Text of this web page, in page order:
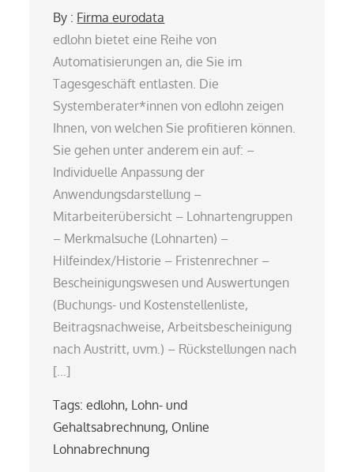
By : Firma eurodata
edlohn bietet eine Reihe von
Automatisierungen an, die Sie im
Tagesgeschäft entlasten. Die
Systemberater*innen von edlohn zeigen
Ihnen, von welchen Sie profitieren können.
Sie gehen unter anderem ein auf: –
Individuelle Anpassung der
Anwendungsdarstellung –
Mitarbeiterübersicht – Lohnartengruppen
– Merkmalsuche (Lohnarten) –
Hilfeindex/Historie – Fristenrechner –
Bescheinigungswesen und Auswertungen
(Buchungs- und Kostenstellenliste,
Beitragsnachweise, Arbeitsbescheinigung
nach Austritt, uvm.) – Rückstellungen nach
[…]
Tags:edlohn, Lohn- und
Gehaltsabrechnung, Online
Lohnabrechnung